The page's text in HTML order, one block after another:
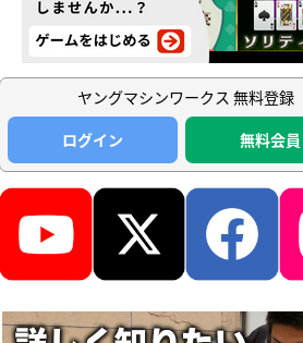
ヤングマシンワークス 無料登録
ログイン
無料会員